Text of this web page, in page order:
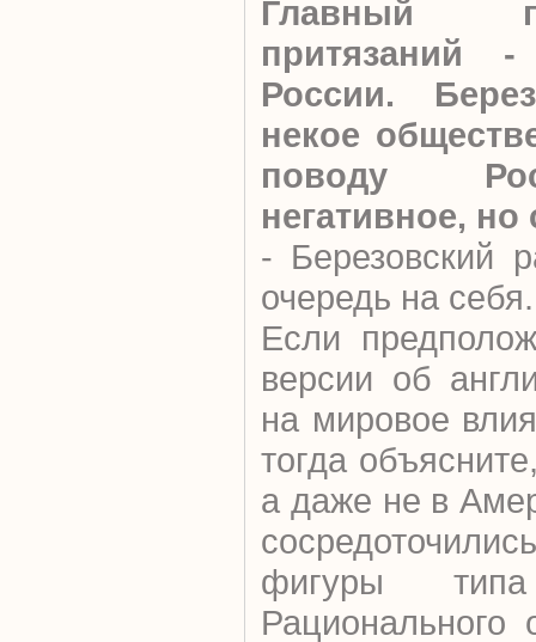
Главный
притязаний
России.
некое
поводу
негативное, но
- Березовский
очередь на себя.
Если
версии об
на мировое
тогда
а даже не в
фигуры типа
Рационального